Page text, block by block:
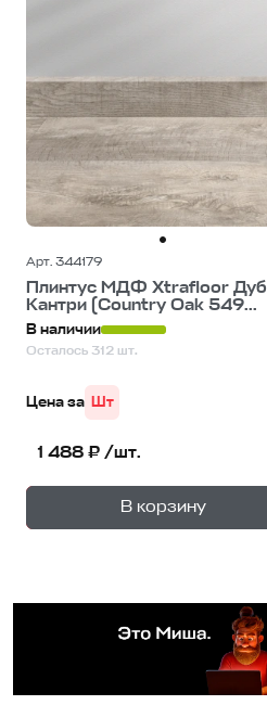
Арт. 344179
Плинтус МДФ Xtrafloor Дуб
Кантри (Country Oak 549...
В наличии
Осталось 312 шт.
Цена за Шт
1 488 ₽ /шт.
В корзину
1уп.